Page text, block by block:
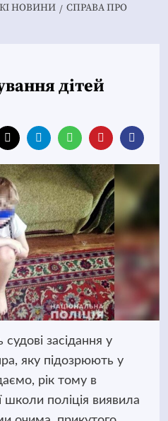
НОВИНИ
СПРАВА ПРО
дітей
засідання у
яку підозрюють у
рік тому в
школи поліція виявила